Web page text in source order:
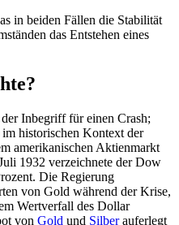
in beiden Fällen die Stabilität
das Entstehen eines
Inbegriff für einen Crash;
historischen Kontext der
amerikanischen Aktienmarkt
1932 verzeichnete der Dow
Die Regierung
von Gold während der Krise,
Wertverfall des Dollar
von Gold und Silberauferlegt